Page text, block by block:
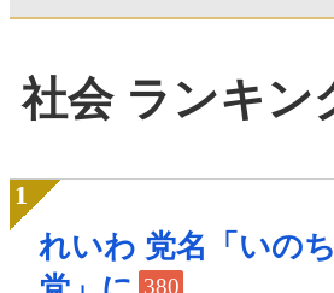
社会 ランキン
れいわ 党名「いの
380